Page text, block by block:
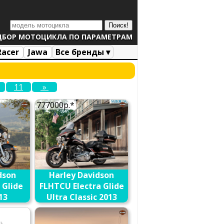
МОТОЦИКЛА ПО ПАРАМЕТРАМ
Jawa
Все бренды ▾
11
»
Glide
777000р.*
Harley Davidson
FLHTCU Electra Glide
Ultra Classic 2013
В сравнение